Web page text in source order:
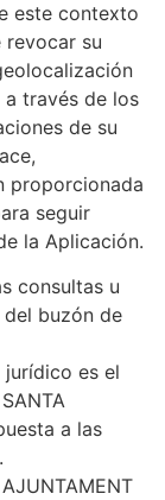
este contexto
revocar su
través de los
de su
proporcionada
seguir
la Aplicación.
consultas u
buzón de
jurídico es el
a las